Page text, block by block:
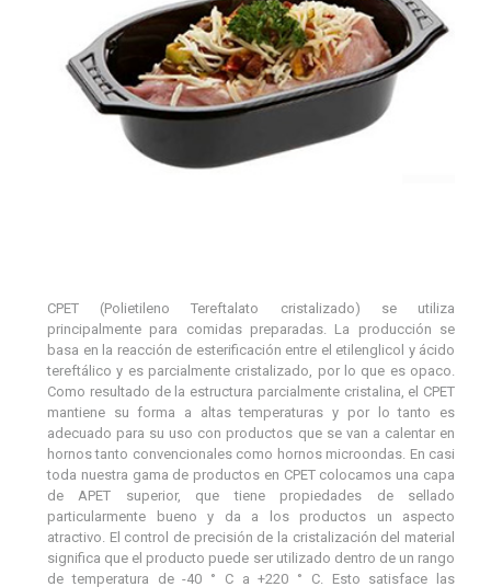
CPET (Polietileno Tereftalato cristalizado) se utiliza
principalmente para comidas preparadas. La producción se
basa en la reacción de esterificación entre el etilenglicol y ácido
tereftálico y es parcialmente cristalizado, por lo que es opaco.
Como resultado de la estructura parcialmente cristalina, el CPET
mantiene su forma a altas temperaturas y por lo tanto es
adecuado para su uso con productos que se van a calentar en
hornos tanto convencionales como hornos microondas. En casi
toda nuestra gama de productos en CPET colocamos una capa
de APET superior, que tiene propiedades de sellado
particularmente bueno y da a los productos un aspecto
atractivo. El control de precisión de la cristalización del material
significa que el producto puede ser utilizado dentro de un rango
de temperatura de -40 ° C a +220 ° C. Esto satisface las